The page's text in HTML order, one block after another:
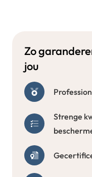
Zo
jou
Strenge